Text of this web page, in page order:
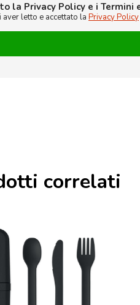
la Privacy Policy e i Termini
aver letto e accettato la Privacy Policy
correlati